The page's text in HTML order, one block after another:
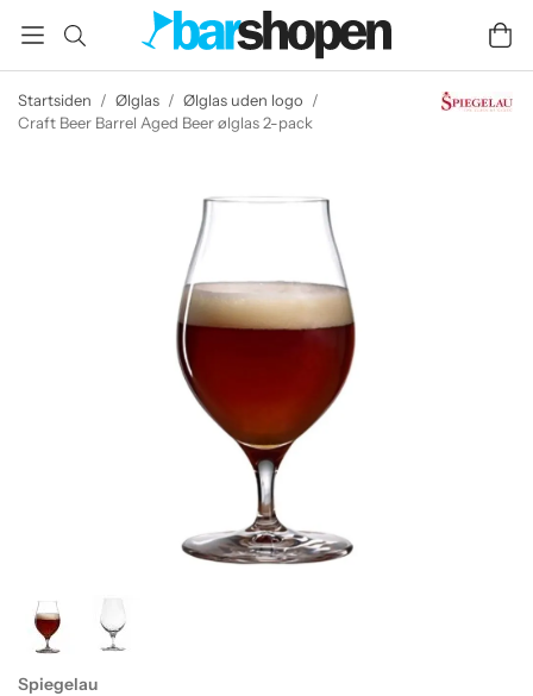
Startsiden / Ølglas / Ølglas uden logo /
Craft Beer Barrel Aged Beer ølglas 2-pack
Spiegelau